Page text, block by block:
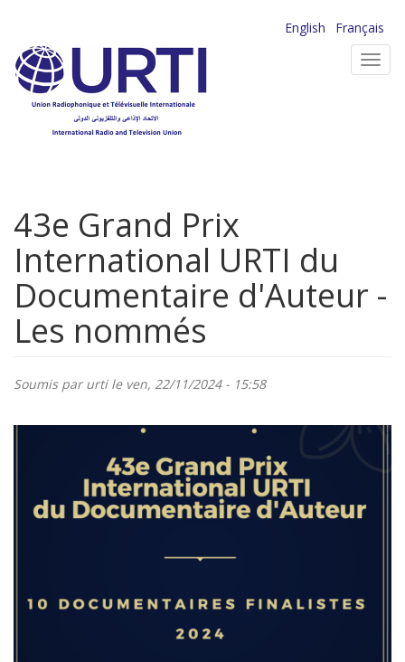
contenu
principal
English
Français
43e Grand Prix
International URTI du
Documentaire d'Auteur -
Les nommés
Soumis par urtile ven, 22/11/2024 - 15:58